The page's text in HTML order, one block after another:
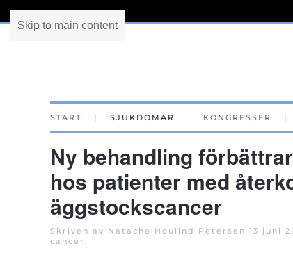
Skip to main content
START SJUKDOMAR KONGRESSER
Ny behandling
hos patienter med
äggstockscancer
Skriven av Natacha Houlind Petersen 13 juni
cancer .